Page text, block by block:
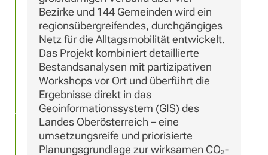
Bezirke und 144 Gemeinden wird ein
regionsübergreifendes, durchgängiges
Netz für die Alltagsmobilität entwickelt.
Das Projekt kombiniert detaillierte
Bestandsanalysen mit partizipativen
Workshops vor Ort und überführt die
Ergebnisse direkt in das
Geoinformationssystem (GIS) des
Landes Oberösterreich – eine
umsetzungsreife und priorisierte
Planungsgrundlage zur wirksamen CO₂-